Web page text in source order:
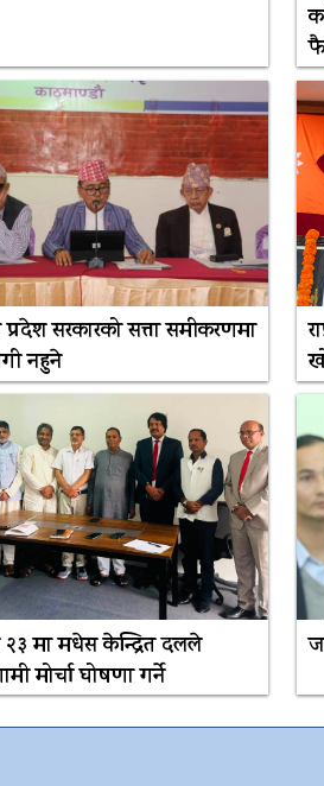
प्रदेश सरकारको सत्ता समीकरणमा
नहुने
मा मधेस केन्द्रित दलले
मोर्चा घोषणा गर्ने